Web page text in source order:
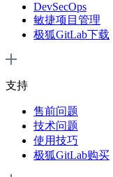
DevSecOps
敏捷项目管理
极狐GitLab下载
支持
售前问题
技术问题
使用技巧
极狐GitLab购买